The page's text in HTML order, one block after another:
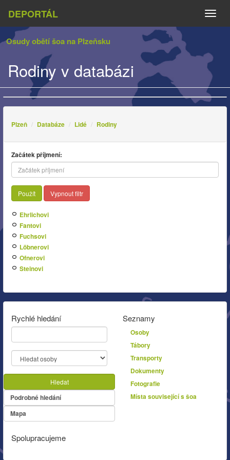
DEPORTÁL
Osudy obětí šoa na Plzeňsku
Rodiny v databázi
Plzeň Databáze Lidé Rodiny
Začátek příjmení:
Použít Vypnout filtr
Ehrlichovi
Fantovi
Fuchsovi
Löbnerovi
Ofnerovi
Steinovi
Rychlé hledání
Hledat
Podrobné hledání
Mapa
Seznamy
Osoby
Tábory
Transporty
Dokumenty
Fotografie
Místa související s šoa
Spolupracujeme